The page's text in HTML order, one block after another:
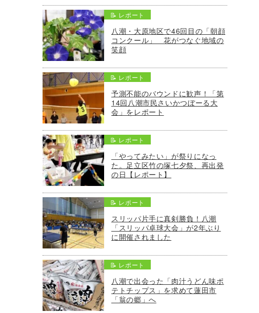
📝 レポート
八潮・大原地区で46回目の「朝顔
コンクール」 花がつなぐ地域の
笑顔
📝 レポート
予測不能のバウンドに歓声！「第
14回八潮市民さいかつぼーる大
会」をレポート
📝 レポート
「やってみたい」が祭りになっ
た。足立区竹の塚七夕祭、再出発
の日【レポート】
📝 レポート
スリッパ片手に真剣勝負！八潮
「スリッパ卓球大会」が2年ぶり
に開催されました
📝 レポート
八潮で出会った「肉汁うどん味ポ
テトチップス」を求めて蓮田市
「翁の郷」へ